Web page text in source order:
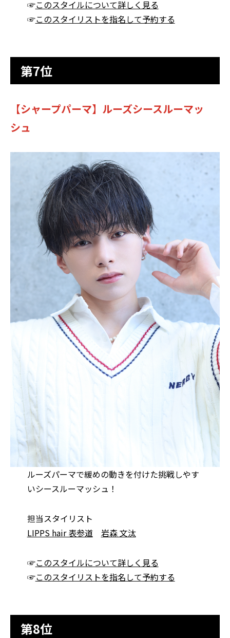
☞このスタイルについて詳しく見る
☞このスタイリストを指名して予約する
第7位
【シャープパーマ】ルーズシースルーマッ
シュ
ルーズパーマで緩めの動きを付けた挑戦しやす
いシースルーマッシュ！
担当スタイリスト
LIPPS hair 表参道
岩森 文汰
☞このスタイルについて詳しく見る
☞このスタイリストを指名して予約する
第8位